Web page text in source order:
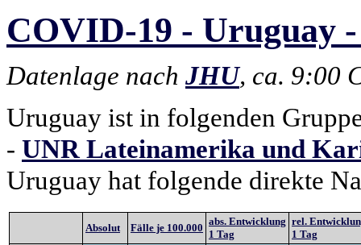
COVID-19 - Uruguay -
Datenlage nach JHU, ca. 9:00
Uruguay ist in folgenden
- UNR Lateinamerika und
Uruguay hat folgende direkte
Absolut Fälle je 100.000
abs. Entwicklung
1 Tag
rel.
1 Tag